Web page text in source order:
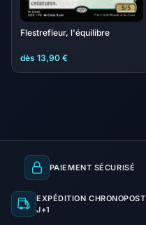
Flestrefleur, l'équilibre
dès 13,90 €
PAIEMENT SÉCURISÉ
EXPÉDITION CHRONOPOST
J+1